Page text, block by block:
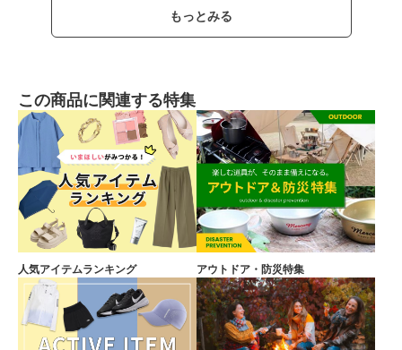
もっとみる
この商品に関連する特集
人気アイテムランキング アウトドア・防災特集